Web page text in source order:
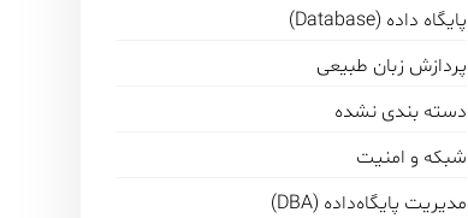
پایگاه داده (Database)
پردازش زبان طبیعی
دسته بندی نشده
شبکه و امنیت
مدیریت پایگاه‌داده (DBA)